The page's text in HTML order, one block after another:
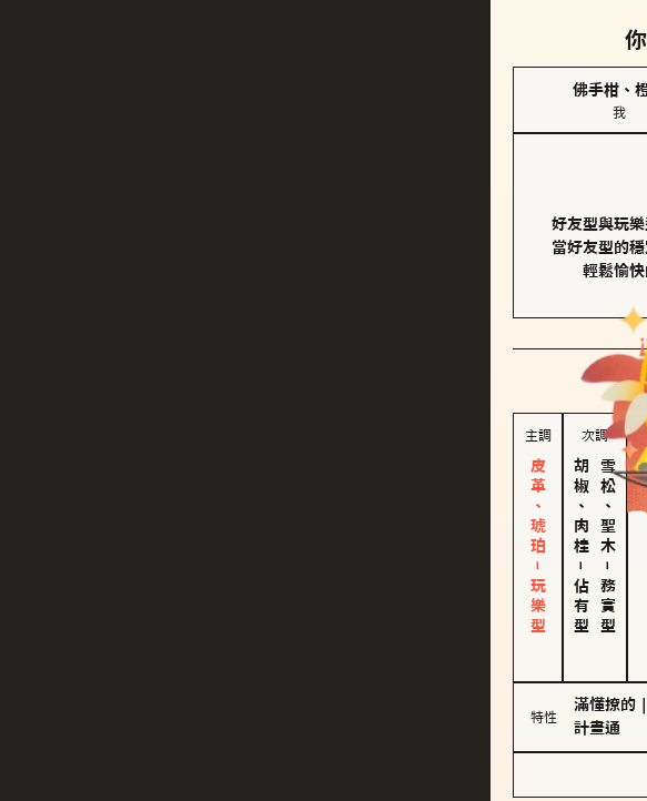
佛手柑、
我
好友型與玩
當好友型的
輕鬆愉
主調
皮革、琥珀－玩樂型
次調
胡椒、肉桂
－
佔有型
雪松、聖木
－
務實型
特性
滿懂撩的
計畫通